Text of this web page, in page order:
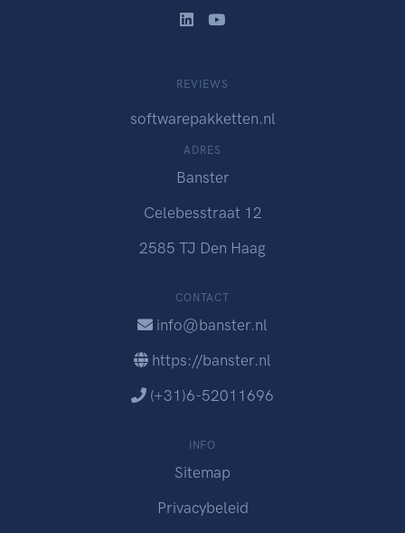
REVIEWS
softwarepakketten.nl
ADRES
Banster
Celebesstraat 12
2585 TJ Den Haag
CONTACT
info@banster.nl
https://banster.nl
(+31)6-52011696
INFO
Sitemap
Privacybeleid